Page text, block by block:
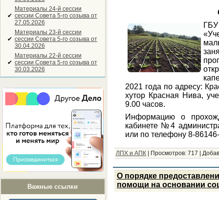
✔
Материалы 24-й сессии
сессии Совета 5-го созыва от
27.05.2026
✔
Материалы 23-й сессии
сессии Совета 5-го созыва от
30.04.2026
✔
Материалы 22-й сессии
сессии Совета 5-го созыва от
30.03.2026
Важные ссылки
2021 года по адресу:
хутор Красная Нива,
9.00 часов.
Информацию о
кабинете №4
или по телефону 8-
ЛПХ и АПК| Просмотров: 717
О порядке
помощи на основании